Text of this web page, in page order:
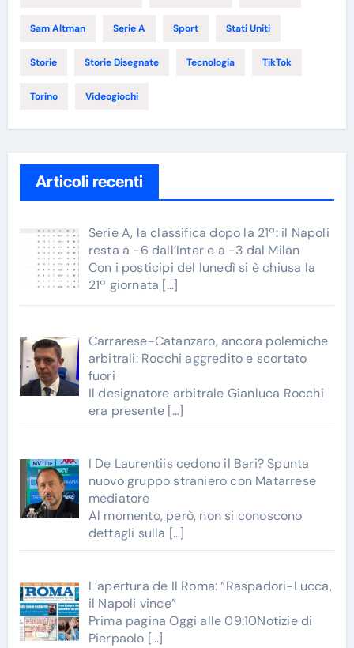
Sam Altman Serie A Sport Stati Uniti
Storie Storie Disegnate Tecnologia TikTok
Torino Videogiochi
Articoli recenti
Serie A, la classifica dopo la 21ª: il Napoli
resta a -6 dall’Inter e a -3 dal Milan
Con i posticipi del lunedì si è chiusa la
21ª giornata […]
Carrarese-Catanzaro, ancora polemiche
arbitrali: Rocchi aggredito e scortato
fuori
Il designatore arbitrale Gianluca Rocchi
era presente […]
I De Laurentiis cedono il Bari? Spunta
nuovo gruppo straniero con Matarrese
mediatore
Al momento, però, non si conoscono
dettagli sulla […]
L’apertura de Il Roma: “Raspadori-Lucca,
il Napoli vince”
Prima pagina Oggi alle 09:10Notizie di
Pierpaolo […]